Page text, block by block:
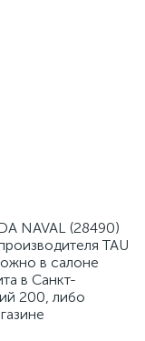
NAVAL (28490)
TAU
в салоне
в Санкт-
200, либо